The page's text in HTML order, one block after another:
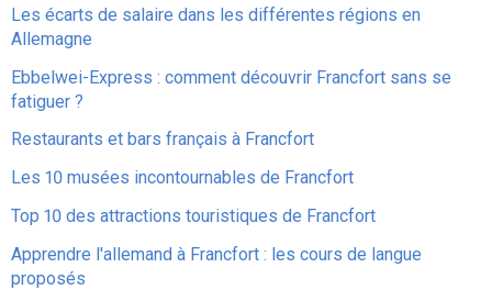
Les écarts de salaire dans les différentes régions en
Allemagne
Ebbelwei-Express : comment découvrir Francfort sans se
fatiguer ?
Restaurants et bars français à Francfort
Les 10 musées incontournables de Francfort
Top 10 des attractions touristiques de Francfort
Apprendre l'allemand à Francfort : les cours de langue
proposés